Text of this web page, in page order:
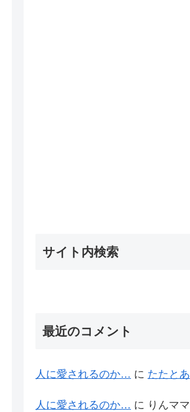
サイト内検索
最近のコメント
人に愛されるのか… に たたとあ
人に愛されるのか… に りんママ